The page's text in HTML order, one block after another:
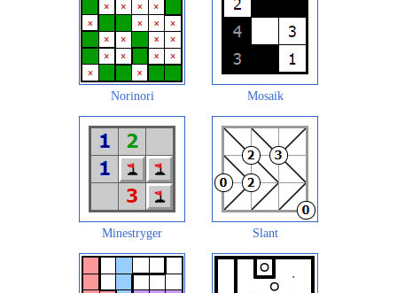
Norinori Mosaik
Minestryger Slant